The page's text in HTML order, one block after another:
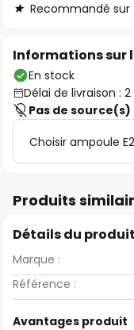
Recommandé sur
Informations sur
En stock
Délai de livraison :
Pas de
Choisir ampoule
Produits
Détails du produit
Marque :
Référence :
Avantages produit